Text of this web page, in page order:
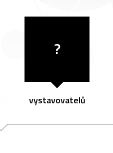
?
vystavovatelů